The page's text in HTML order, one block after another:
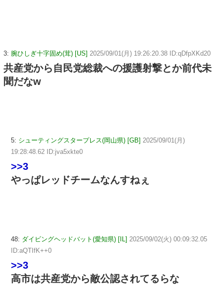
3: 腕ひしぎ十字固め(茸) [US] 2025/09/01(月) 19:26:20.38 ID:qDfpXKd20
共産党から自民党総裁への援護射撃とか前代未
聞だなw
5: シューティングスタープレス(岡山県) [GB] 2025/09/01(月)
19:28:48.62 ID:jva5xkte0
>>3
やっぱレッドチームなんすねぇ
48: ダイビングヘッドバット(愛知県) [IL] 2025/09/02(火) 00:09:32.05
ID:aQTIfK++0
>>3
高市は共産党から敵公認されてるらな